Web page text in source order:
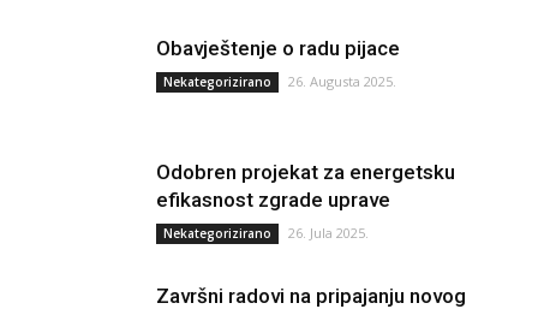
Obavještenje o radu pijace
Nekategorizirano 26. Augusta 2025.
Odobren projekat za energetsku
efikasnost zgrade uprave
Nekategorizirano 26. Jula 2025.
Završni radovi na pripajanju novog